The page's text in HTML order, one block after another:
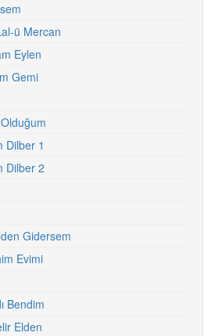
ü Mercan
Eylen
Gemi
Dilber 1
Dilber 2
Gidersem
Evimi
Bendim
Elden